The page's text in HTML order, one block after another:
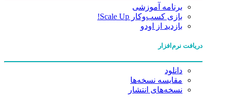
برنامه آموزشی
بازی کسب‌وکار Scale Up!
بازدید از اودو
دریافت نرم‌افزار
دانلود
مقایسه نسخه‌ها
نسخه‌های انتشار